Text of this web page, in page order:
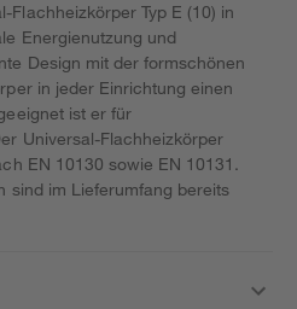
Flachheizkörper Typ E (10) in
Energienutzung und
Design mit der formschönen
in jeder Einrichtung einen
ist er für
Universal-Flachheizkörper
EN 10130 sowie EN 10131.
sind im Lieferumfang bereits